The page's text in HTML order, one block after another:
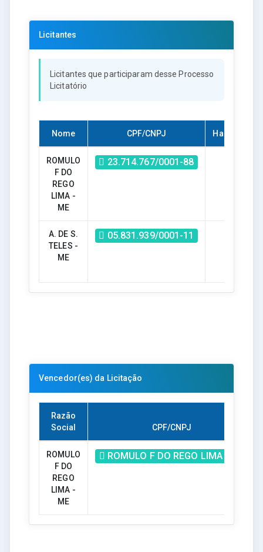
Licitantes
Licitantes que participaram desse Processo
Licitatório
Nome CPF/CNPJ Habilitado?
ROMULO
F DO
REGO
LIMA -
ME
23.714.767/0001-88
A. DE S.
TELES -
ME
05.831.939/0001-11
Vencedor(es) da Licitação
Razão
Social
CPF/CNPJ
ROMULO
F DO
REGO
LIMA -
ME
ROMULO F DO REGO LIMA - ME